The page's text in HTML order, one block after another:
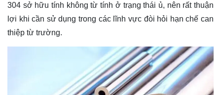
304 sở hữu tính không từ tính ở trạng thái ủ, nên rất thuận
lợi khi cần sử dụng trong các lĩnh vực đòi hỏi hạn chế can
thiệp từ trường.